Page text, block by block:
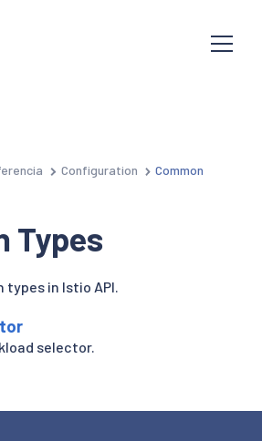
Configuration
Common
Types
in Istio API.
selector.